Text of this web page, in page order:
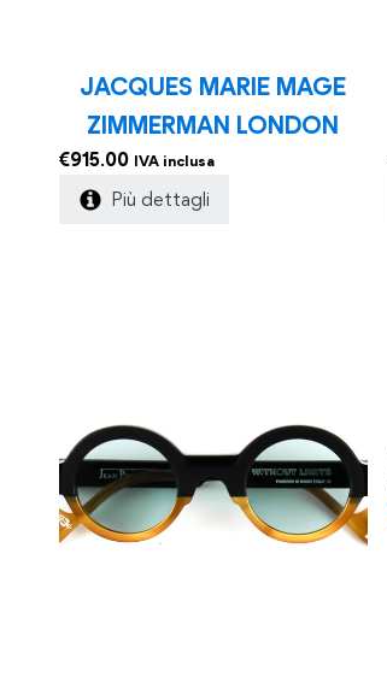
JACQUES MARIE MAGE
ZIMMERMAN LONDON
€915.00 IVA inclusa
Più dettagli